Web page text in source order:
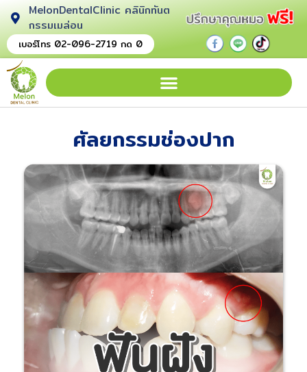
MelonDentalClinic คลินิกทันต
กรรมเมล่อน
เบอร์โทร 02-096-2719 กด 0 . . .
ศัลยกรรมช่องปาก